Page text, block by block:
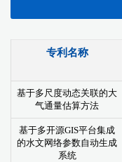
专利名称
基于多尺度动态关联的大
气通量估算方法
基于多开源GIS平台集成
的水文网络参数自动生成
系统